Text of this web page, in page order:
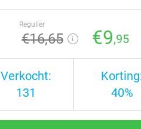
Regulier
€16,65 €9,95
Verkocht:
131
40%